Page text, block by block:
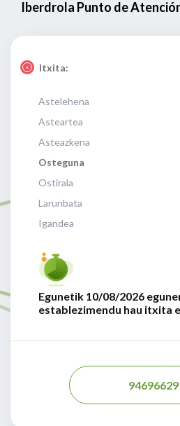
Iberdrola Punto de
Itxita:
Astelehena
Asteartea
Asteazkena
Osteguna
Ostirala
Larunbata
Igandea
Egunetik 10/08/2026
establezimendu hau itxita